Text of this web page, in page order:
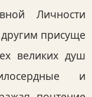
Личности
присуще
великих душ
и